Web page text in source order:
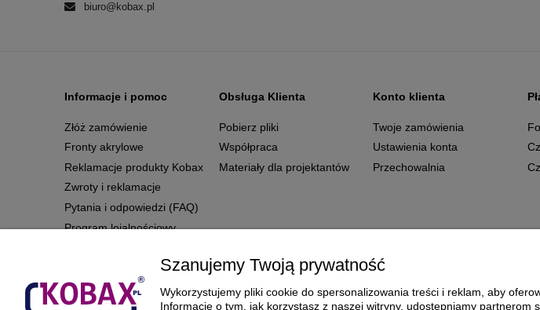
biuro@kobax.pl
Informacje i pomoc
Złóż zamówienie
Fronty akrylowe
Reklamacje produkty Kobax
Zwroty i reklamacje
Pytania i odpowiedzi (FAQ)
Program lojalnościowy
Polityka prywatności
Obsługa Klienta
Pobierz pliki
Współpraca
Materiały dla projektantów
Konto klienta
Twoje zamówienia
Ustawienia konta
Przechowalnia
Szanujemy Twoją prywatność
Wykorzystujemy pliki cookie do spersonalizowania treści i reklam, aby
Informacje o tym, jak korzystasz z naszej witryny, udostępniamy partnerom